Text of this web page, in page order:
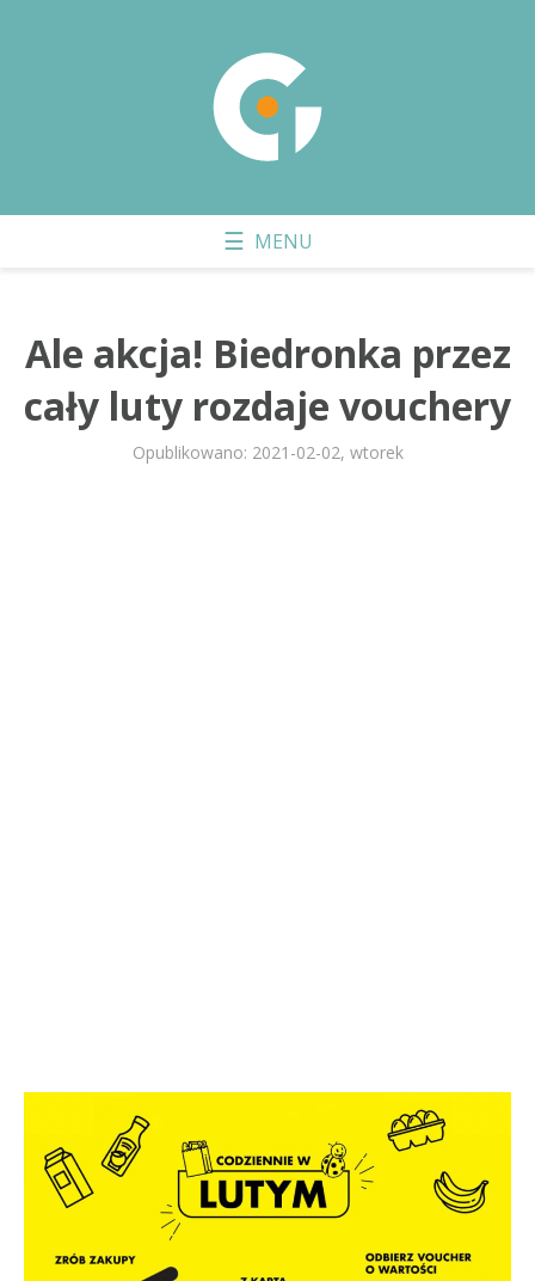
Ale akcja! Biedronka przez
cały luty rozdaje vouchery
Opublikowano: 2021-02-02, wtorek